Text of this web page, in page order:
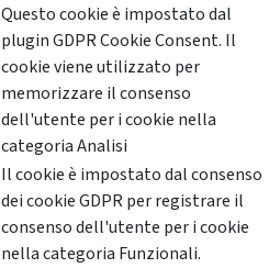
Questo cookie è impostato dal
plugin GDPR Cookie Consent. Il
cookie viene utilizzato per
memorizzare il consenso
dell'utente per i cookie nella
categoria Analisi
Il cookie è impostato dal consenso
dei cookie GDPR per registrare il
consenso dell'utente per i cookie
nella categoria Funzionali.